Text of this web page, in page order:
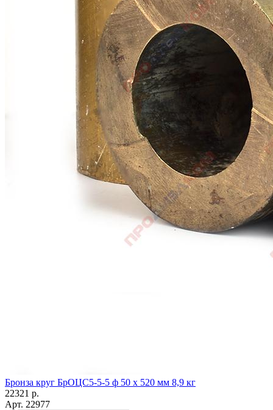
Бронза круг БрОЦС5-5-5 ф 50 х 520 мм 8,9 кг
22321 р.
Арт. 22977